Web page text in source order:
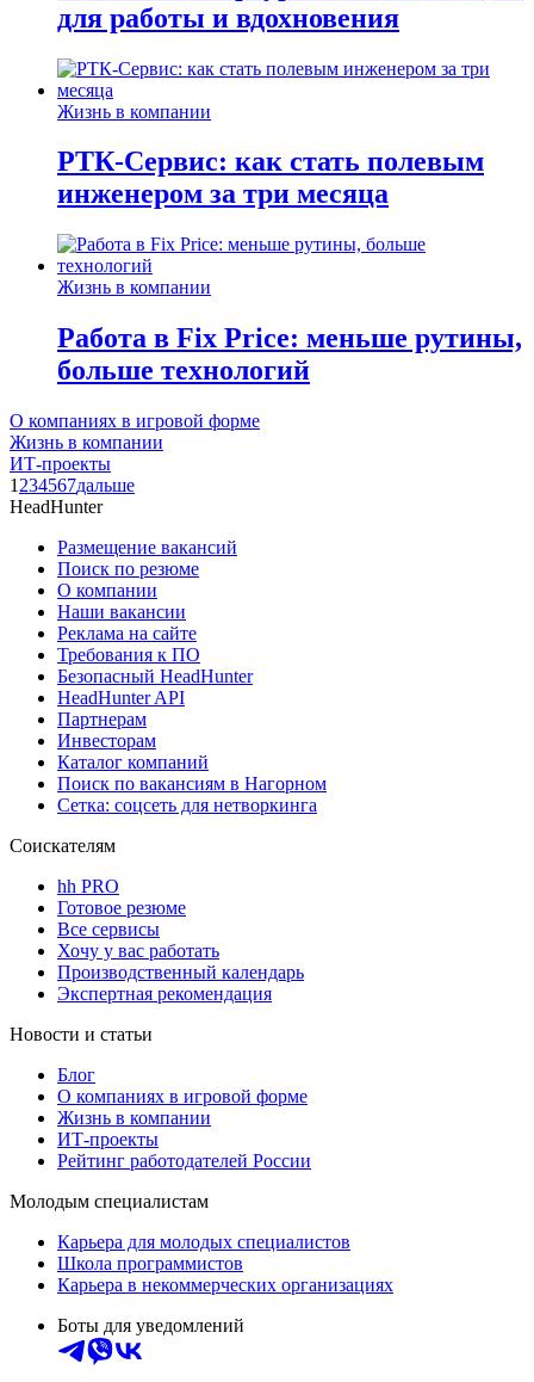
для работы и вдохновения
Жизнь в компании
РТК-Сервис: как стать полевым
инженером за три месяца
Жизнь в компании
Работа в Fix Price: меньше рутины,
больше технологий
О компаниях в игровой форме
Жизнь в компании
ИТ-проекты
1 234567дальше
HeadHunter
Размещение вакансий
Поиск по резюме
О компании
Наши вакансии
Реклама на сайте
Требования к ПО
Безопасный HeadHunter
HeadHunter API
Партнерам
Инвесторам
Каталог компаний
Поиск по вакансиям в Нагорном
Сетка: соцсеть для нетворкинга
Соискателям
hh PRO
Готовое резюме
Все сервисы
Хочу у вас работать
Производственный календарь
Экспертная рекомендация
Новости и статьи
Блог
О компаниях в игровой форме
Жизнь в компании
ИТ-проекты
Рейтинг работодателей России
Молодым специалистам
Карьера для молодых специалистов
Школа программистов
Карьера в некоммерческих организациях
Боты для уведомлений